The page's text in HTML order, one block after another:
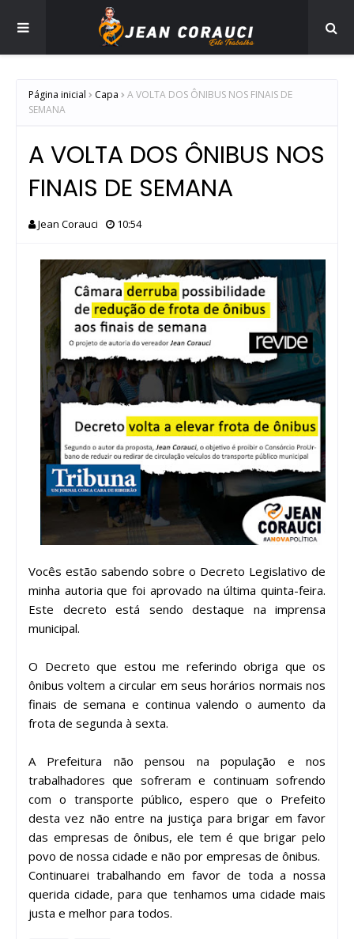
Página inicial Capa
A VOLTA DOS ÔNIBUS NOS FINAIS DE
SEMANA
A VOLTA DOS ÔNIBUS NOS
FINAIS DE SEMANA
Jean Corauci 10:54
Vocês estão sabendo sobre o Decreto Legislativo de
minha autoria que foi aprovado na última quinta-feira.
Este decreto está sendo destaque na imprensa
municipal.
O Decreto que estou me referindo obriga que os
ônibus voltem a circular em seus horários normais nos
finais de semana e continua valendo o aumento da
frota de segunda à sexta.
A Prefeitura não pensou na população e nos
trabalhadores que sofreram e continuam sofrendo
com o transporte público, espero que o Prefeito
desta vez não entre na justiça para brigar em favor
das empresas de ônibus, ele tem é que brigar pelo
povo de nossa cidade e não por empresas de ônibus.
Continuarei trabalhando em favor de toda a nossa
querida cidade, para que tenhamos uma cidade mais
justa e melhor para todos.